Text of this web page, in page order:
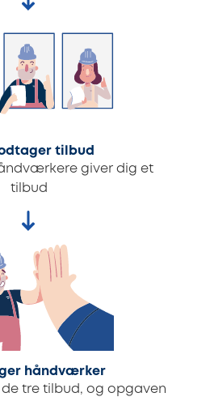
tilbud
giver dig et
tilbud
håndværker
tre tilbud, og opgaven